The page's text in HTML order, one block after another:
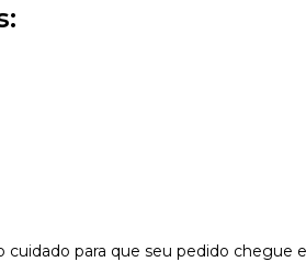
cuidado para que seu pedido